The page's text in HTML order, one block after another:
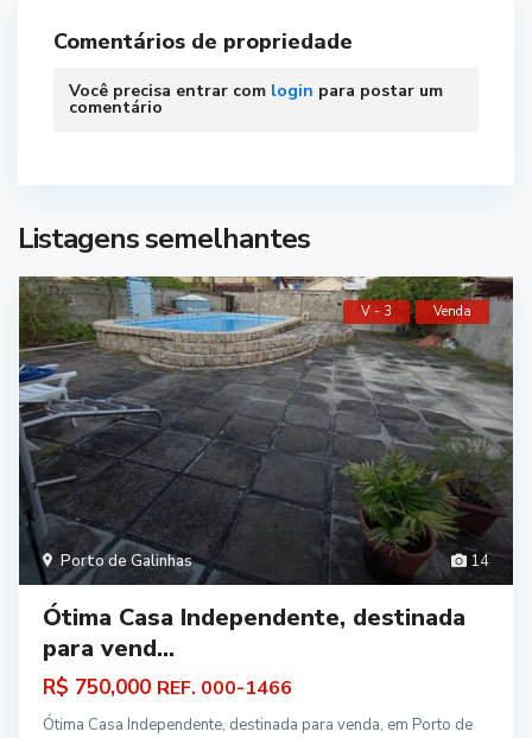
Comentários de propriedade
Você precisa entrar com login para postar um
comentário
Listagens semelhantes
14
Porto de Galinhas
V - 3 Venda
Ótima Casa Independente, destinada
para vend...
R$ 750,000 REF. 000-1466
Ótima Casa Independente, destinada para venda, em Porto de